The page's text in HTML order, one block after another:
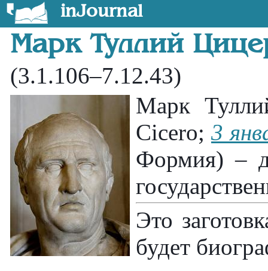
inJournal
Марк Туллий
(3.1.106–7.12.43)
Марк
Cicero; 3
Формия) –
Это
будет